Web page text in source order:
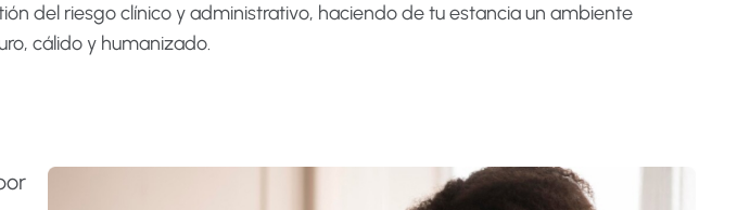
del riesgo clínico y administrativo, haciendo de tu estancia un ambiente
cálido y humanizado.